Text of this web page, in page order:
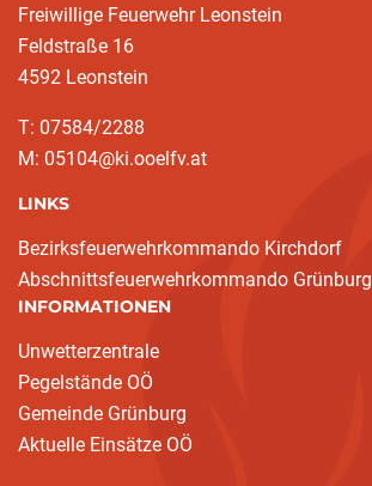
Freiwillige Feuerwehr Leonstein
Feldstraße 16
4592 Leonstein
T: 07584/2288
M: 05104@ki.ooelfv.at
LINKS
Bezirksfeuerwehrkommando Kirchdorf
Abschnittsfeuerwehrkommando Grünburg
INFORMATIONEN
Unwetterzentrale
Pegelstände OÖ
Gemeinde Grünburg
Aktuelle Einsätze OÖ